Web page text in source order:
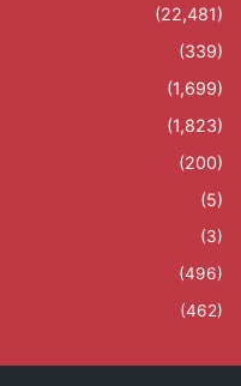
(22,481)
(339)
(1,699)
(1,823)
(200)
(5)
(3)
(496)
(462)